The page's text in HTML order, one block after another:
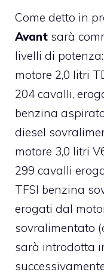
Come detto in
Avant sarà
livelli di
motore 2,0 litri
204 cavalli,
benzina
diesel
motore 3,0 litri
299 cavalli
TFSI benzina
erogati dal
sovralimentato
sarà introdotta